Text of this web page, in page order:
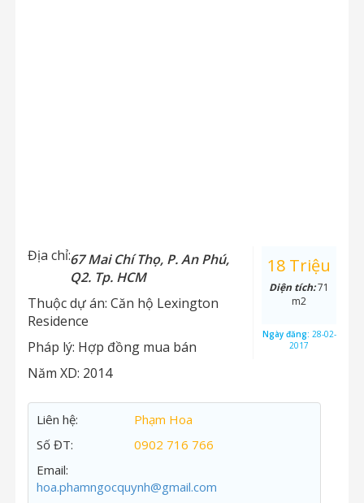
Địa chỉ:67 Mai Chí Thọ, P. An Phú,
Q2. Tp. HCM
Thuộc dự án: Căn hộ Lexington
Residence
Pháp lý: Hợp đồng mua bán
Năm XD: 2014
18 Triệu
Diện tích:71
m2
Ngày đăng: 28-02-
2017
Liên hệ:
Phạm Hoa
Số ĐT:
0902 716 766
Email:
hoa.phamngocquynh@gmail.com